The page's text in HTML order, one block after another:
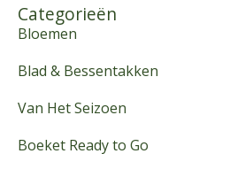
Categorieën
Bloemen
Blad & Bessentakken
Van Het Seizoen
Boeket Ready to Go